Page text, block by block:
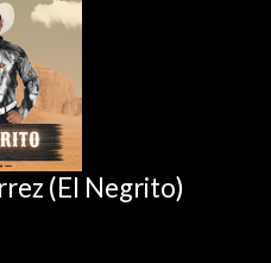
(El Negrito)